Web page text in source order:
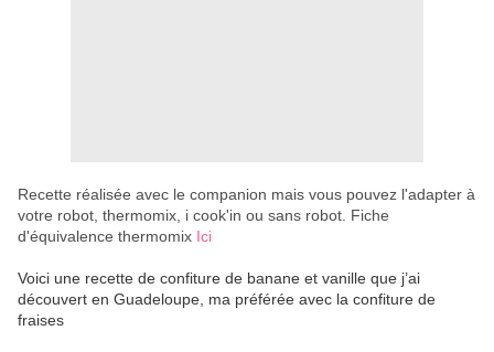
Recette réalisée avec le companion mais vous pouvez l'adapter à
votre robot, thermomix, i cook'in ou sans robot. Fiche
d'équivalence thermomix Ici
Voici une recette de confiture de banane et vanille que j’ai
découvert en Guadeloupe, ma préférée avec la confiture de
fraises